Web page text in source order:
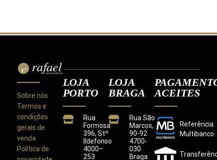
Sobre nós
Termos e
condições
gerais de
venda
Política de
LOJA
PORTO
Rua
Formosa
396, Stº
Ildefonso
4000–
253
LOJA
BRAGA
Rua São
Marcos,
90-92
4700-
030
Braga
ACEITES
Referência
Multibanco